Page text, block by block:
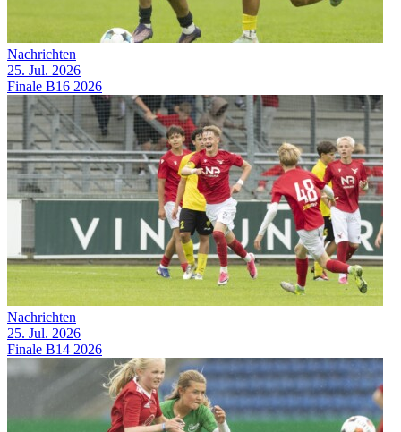
Nachrichten
25. Jul. 2026
Finale B16 2026
Nachrichten
25. Jul. 2026
Finale B14 2026